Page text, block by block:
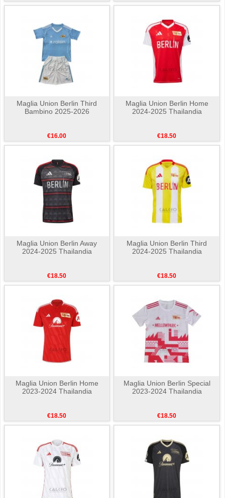
Maglia Union Berlin Third
Bambino 2025-2026
€16.00
Maglia Union Berlin Home
2024-2025 Thailandia
€18.50
Maglia Union Berlin Away
2024-2025 Thailandia
€18.50
Maglia Union Berlin Third
2024-2025 Thailandia
€18.50
Maglia Union Berlin Home
2023-2024 Thailandia
€18.50
Maglia Union Berlin Special
2023-2024 Thailandia
€18.50